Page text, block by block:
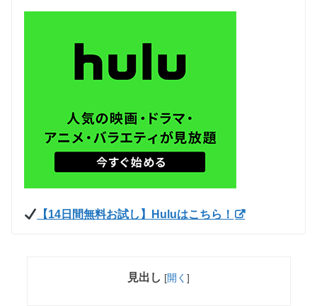
【14日間無料お試し】Huluはこちら！
見出し [開く ]